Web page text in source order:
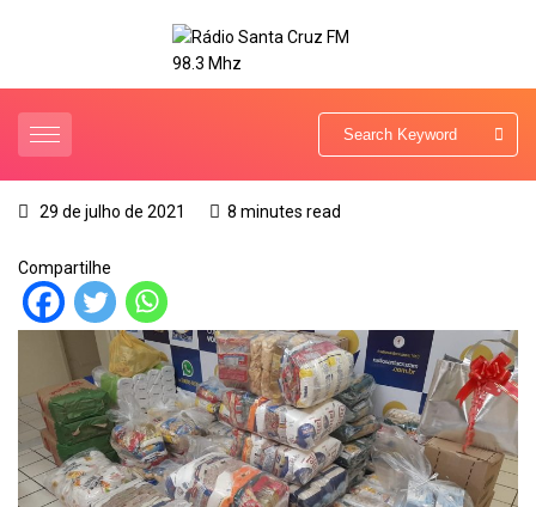
29 de julho de 2021 8 minutes read
Compartilhe